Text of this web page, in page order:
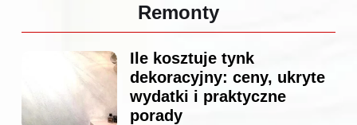
Remonty
Ile kosztuje tynk
dekoracyjny: ceny, ukryte
wydatki i praktyczne
porady